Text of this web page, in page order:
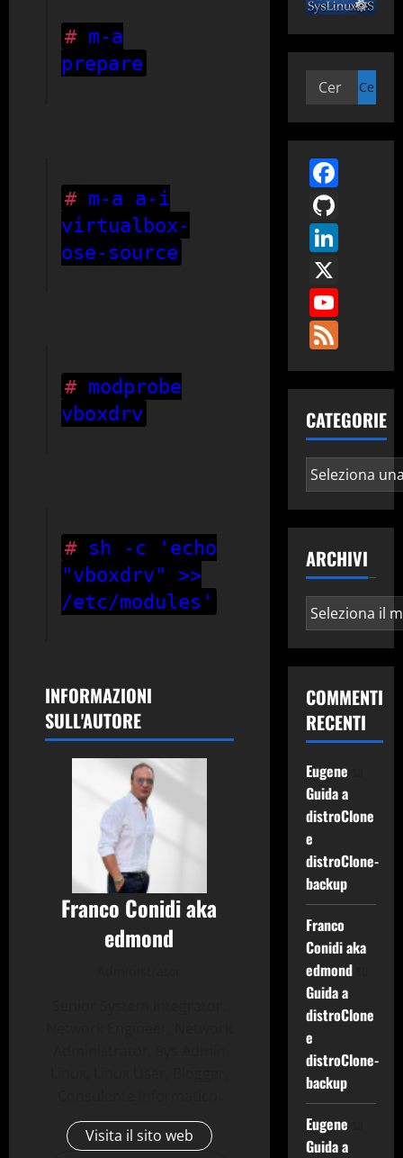
# m-a
prepare
# m-a a-i
virtualbox-
ose-source
# modprobe
vboxdrv
# sh -c 'echo
"vboxdrv" >>
/etc/modules'
INFORMAZIONI
SULL'AUTORE
Franco Conidi aka
edmond
Visita il sito web
Ricerca
Feed
CATEGORIE
Categorie
ARCHIVI
Archivi
COMMENTI
RECENTI
Eugene
Guida a
distroClone
e
distroClone-
backup
Franco
Conidi aka
edmondsu
Guida a
distroClone
e
distroClone-
backup
Eugene
Guida a